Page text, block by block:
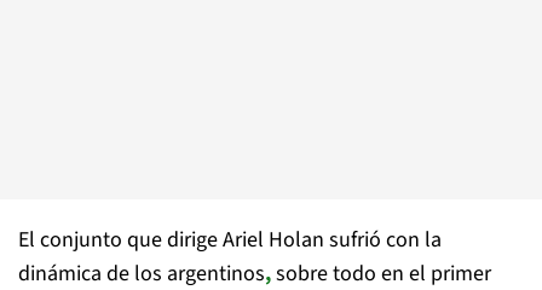
El conjunto que dirige Ariel Holan sufrió con la
dinámica de los argentinos,sobre todo en el primer